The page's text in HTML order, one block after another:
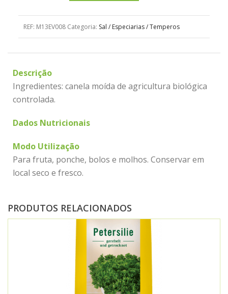
REF: M13EV008 Categoria: Sal / Especiarias / Temperos
Descrição
Ingredientes: canela moída de agricultura biológica
controlada.
Dados Nutricionais
Modo Utilização
Para fruta, ponche, bolos e molhos. Conservar em
local seco e fresco.
PRODUTOS RELACIONADOS